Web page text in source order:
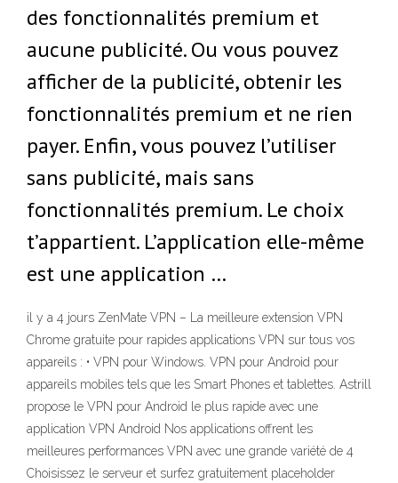
des fonctionnalités premium et
aucune publicité. Ou vous pouvez
afficher de la publicité, obtenir les
fonctionnalités premium et ne rien
payer. Enfin, vous pouvez l’utiliser
sans publicité, mais sans
fonctionnalités premium. Le choix
t’appartient. L’application elle-même
est une application …
il y a 4 jours ZenMate VPN – La meilleure extension VPN
Chrome gratuite pour rapides applications VPN sur tous vos
appareils : • VPN pour Windows. VPN pour Android pour
appareils mobiles tels que les Smart Phones et tablettes. Astrill
propose le VPN pour Android le plus rapide avec une
application VPN Android Nos applications offrent les
meilleures performances VPN avec une grande variété de 4
Choisissez le serveur et surfez gratuitement placeholder